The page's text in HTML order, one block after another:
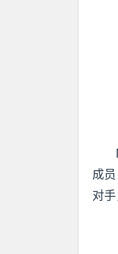
成
对